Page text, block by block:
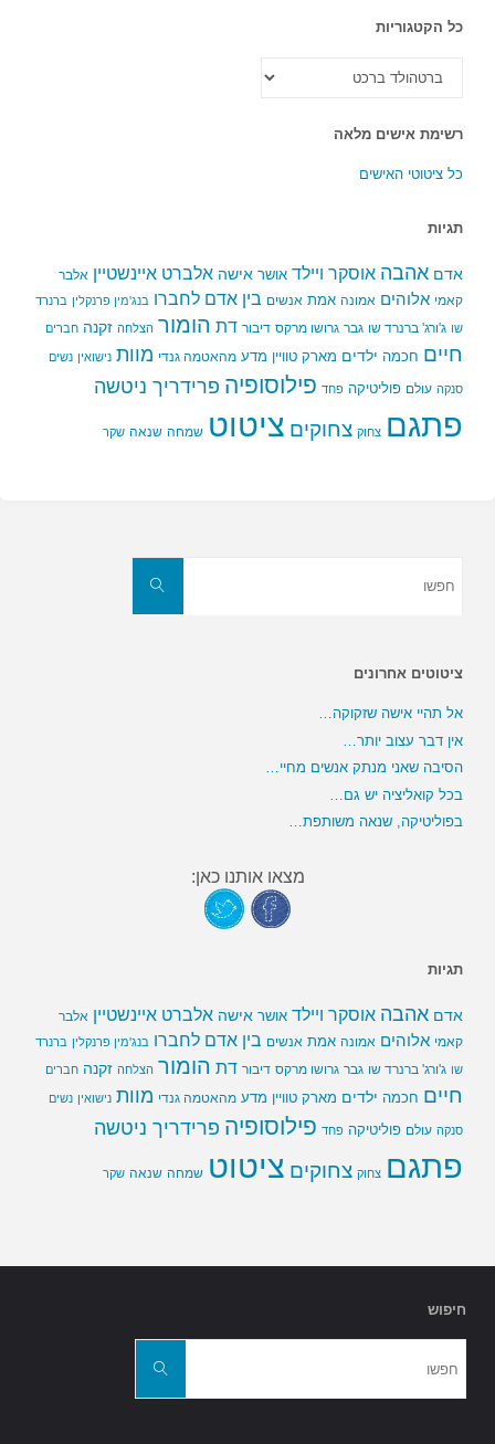
כל הקטגוריות
הקטגוריות
רשימת אישים מלאה
כל ציטוטי האישים
תגיות
אדם אהבה אוסקר ויילד אושר אישה אלברט איינשטיין אלבר
קאמי אלוהים אמונה אמת אנשים בין אדם לחברו בנג'מין פרנקלין ברנרד
שו ג'ורג' ברנרד שו גבר גרושו מרקס דיבור דת הומור הצלחה זקנה חברים
חיים חכמה ילדים מארק טוויין מדע מהאטמה גנדי מוות נישואין נשים
סנקה עולם פוליטיקה פחד פילוסופיה פרידריך ניטשה
פתגם צחוק צחוקים ציטוט שמחה שנאה שקר
חפשו
ציטוטים אחרונים
אל תהיי אישה שזקוקה…
אין דבר עצוב יותר…
הסיבה שאני מנתק אנשים מחיי…
בכל קואליציה יש גם…
בפוליטיקה, שנאה משותפת…
מצאו אותנו כאן:
תגיות
אדם אהבה אוסקר ויילד אושר אישה אלברט איינשטיין אלבר
קאמי אלוהים אמונה אמת אנשים בין אדם לחברו בנג'מין פרנקלין ברנרד
שו ג'ורג' ברנרד שו גבר גרושו מרקס דיבור דת הומור הצלחה זקנה חברים
חיים חכמה ילדים מארק טוויין מדע מהאטמה גנדי מוות נישואין נשים
סנקה עולם פוליטיקה פחד פילוסופיה פרידריך ניטשה
פתגם צחוק צחוקים ציטוט שמחה שנאה שקר
חיפוש
חפשו